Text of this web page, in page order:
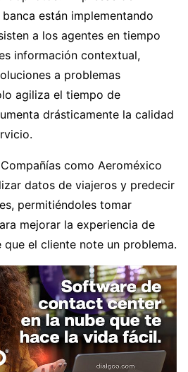
están implementando
a los agentes en tiempo
información contextual,
a problemas
agiliza el tiempo de
drásticamente la calidad
como Aeroméxico
datos de viajeros y predecir
permitiéndoles tomar
mejorar la experiencia de
que el cliente note un problema.